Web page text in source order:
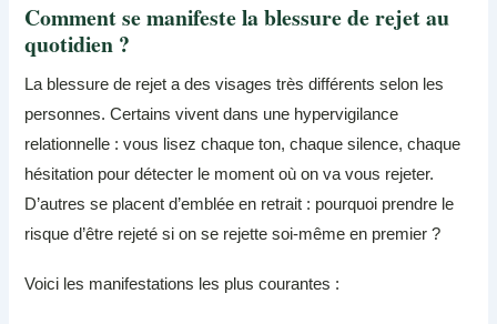
Comment se manifeste la blessure de rejet au
quotidien ?
La blessure de rejet a des visages très différents selon les
personnes. Certains vivent dans une hypervigilance
relationnelle : vous lisez chaque ton, chaque silence, chaque
hésitation pour détecter le moment où on va vous rejeter.
D’autres se placent d’emblée en retrait : pourquoi prendre le
risque d’être rejeté si on se rejette soi-même en premier ?
Voici les manifestations les plus courantes :